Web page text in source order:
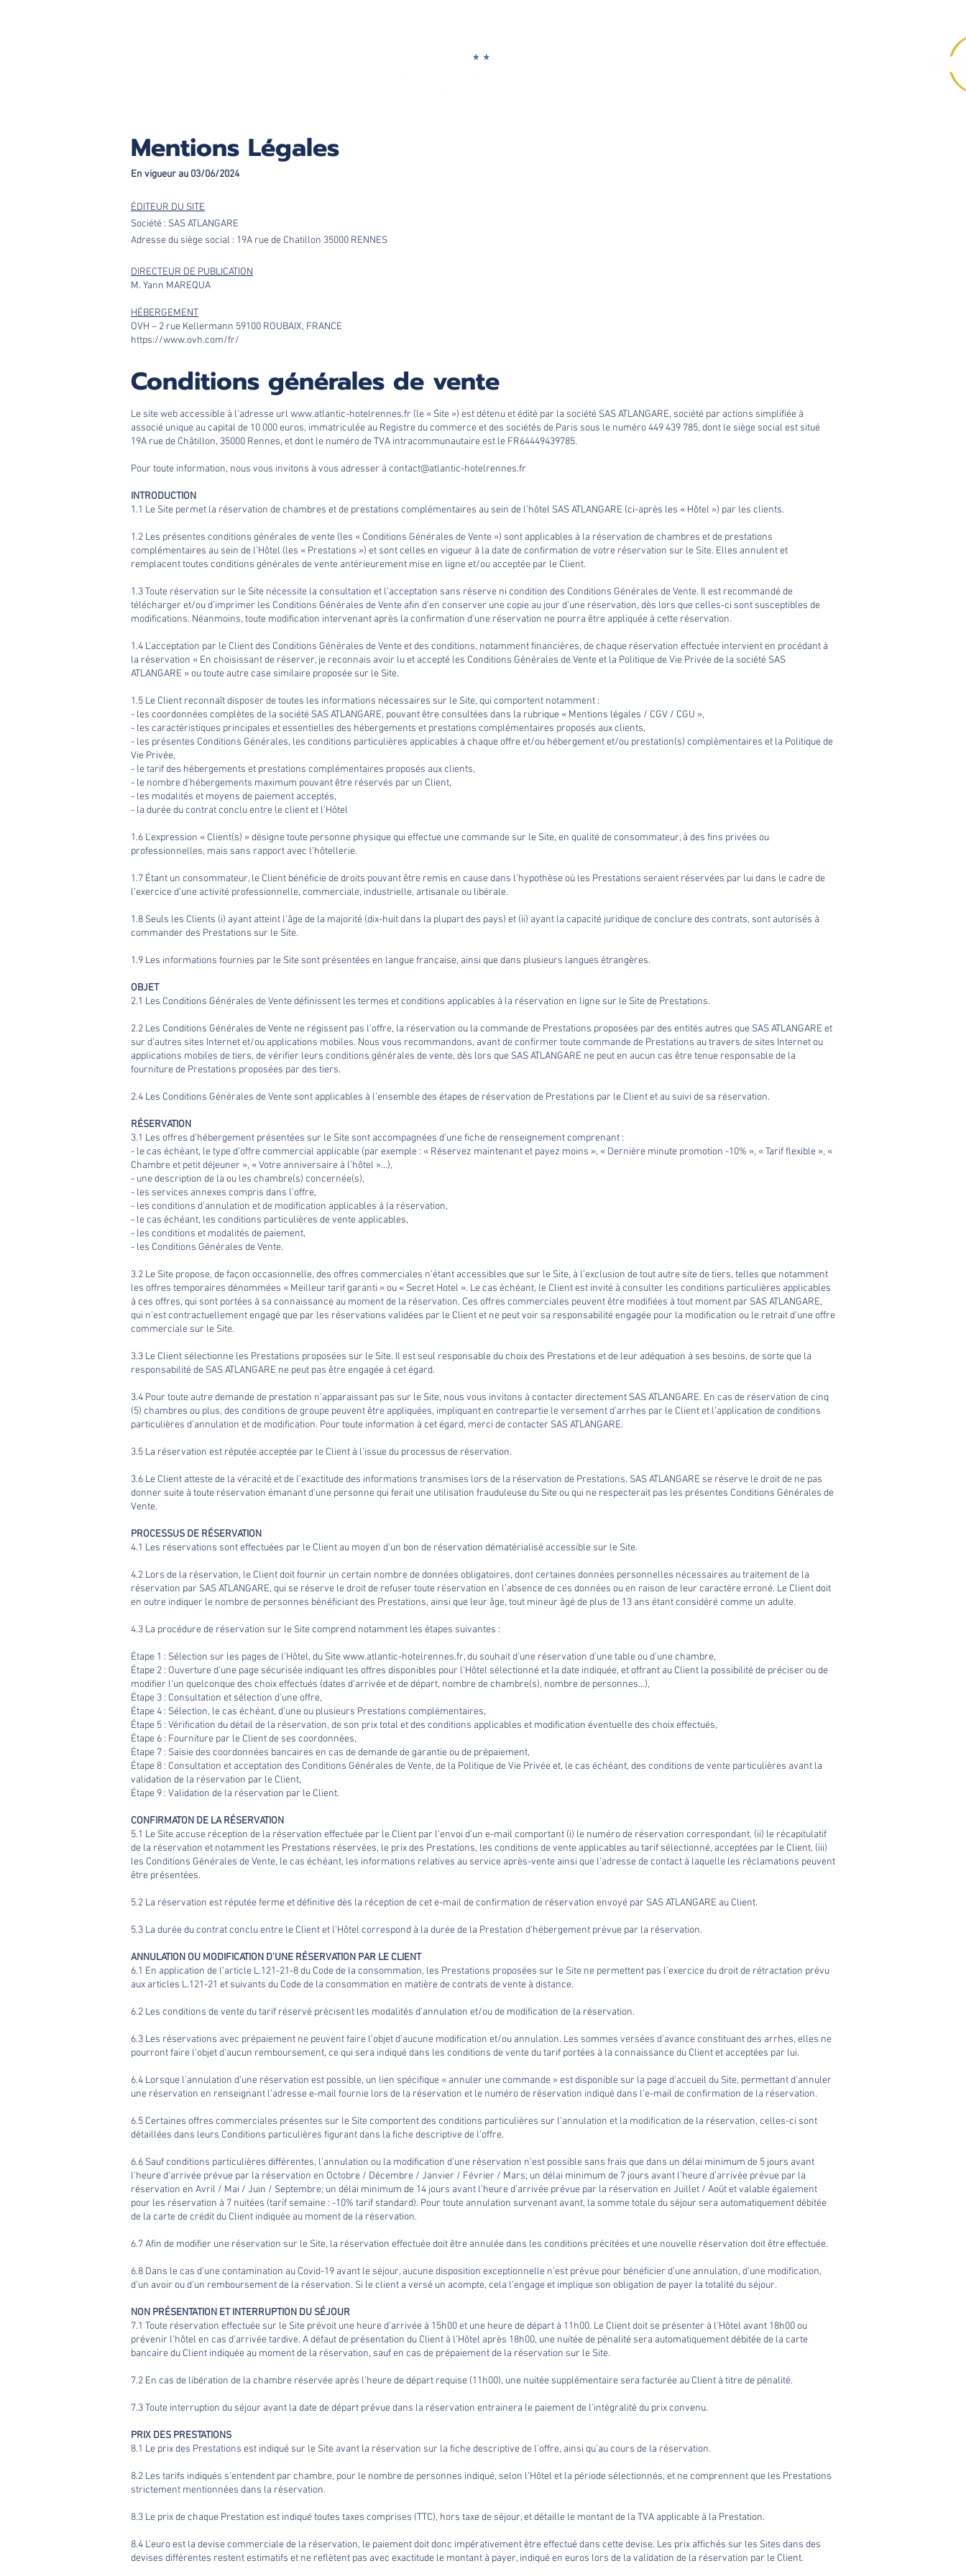
Mentions Légales
En vigueur au 03/06/2024
ÉDITEUR DU SITE
Société : SAS ATLANGARE
Adresse du siège social : 19A rue de Chatillon 35000 RENNES
DIRECTEUR DE PUBLICATION
M. Yann MAREQUA
HÉBERGEMENT
OVH – 2 rue Kellermann 59100 ROUBAIX, FRANCE
https://www.ovh.com/fr/
Conditions générales de vente
Le site web accessible à l’adresse url www.atlantic-hotelrennes.fr (le « Site ») est détenu et édité par la société SAS ATLANGARE, société par actions simplifiée à
associé unique au capital de 10 000 euros, immatriculée au Registre du commerce et des sociétés de Paris sous le numéro 449 439 785, dont le siège social est situé
19A rue de Châtillon, 35000 Rennes, et dont le numéro de TVA intracommunautaire est le FR64449439785.
Pour toute information, nous vous invitons à vous adresser à contact@atlantic-hotelrennes.fr
INTRODUCTION
1.1 Le Site permet la réservation de chambres et de prestations complémentaires au sein de l’hôtel SAS ATLANGARE (ci-après les « Hôtel ») par les clients.
1.2 Les présentes conditions générales de vente (les « Conditions Générales de Vente ») sont applicables à la réservation de chambres et de prestations
complémentaires au sein de l’Hôtel (les « Prestations ») et sont celles en vigueur à la date de confirmation de votre réservation sur le Site. Elles annulent et
remplacent toutes conditions générales de vente antérieurement mise en ligne et/ou acceptée par le Client.
1.3 Toute réservation sur le Site nécessite la consultation et l’acceptation sans réserve ni condition des Conditions Générales de Vente. Il est recommandé de
télécharger et/ou d’imprimer les Conditions Générales de Vente afin d’en conserver une copie au jour d’une réservation, dès lors que celles-ci sont susceptibles de
modifications. Néanmoins, toute modification intervenant après la confirmation d’une réservation ne pourra être appliquée à cette réservation.
1.4 L’acceptation par le Client des Conditions Générales de Vente et des conditions, notamment financières, de chaque réservation effectuée intervient en procédant à
la réservation « En choisissant de réserver, je reconnais avoir lu et accepté les Conditions Générales de Vente et la Politique de Vie Privée de la société SAS
ATLANGARE » ou toute autre case similaire proposée sur le Site.
1.5 Le Client reconnaît disposer de toutes les informations nécessaires sur le Site, qui comportent notamment :
- les coordonnées complètes de la société SAS ATLANGARE, pouvant être consultées dans la rubrique « Mentions légales / CGV / CGU »,
- les caractéristiques principales et essentielles des hébergements et prestations complémentaires proposés aux clients,
- les présentes Conditions Générales, les conditions particulières applicables à chaque offre et/ou hébergement et/ou prestation(s) complémentaires et la Politique de
Vie Privée,
- le tarif des hébergements et prestations complémentaires proposés aux clients,
- le nombre d’hébergements maximum pouvant être réservés par un Client,
- les modalités et moyens de paiement acceptés,
- la durée du contrat conclu entre le client et l’Hôtel
1.6 L’expression « Client(s) » désigne toute personne physique qui effectue une commande sur le Site, en qualité de consommateur, à des fins privées ou
professionnelles, mais sans rapport avec l’hôtellerie.
1.7 Étant un consommateur, le Client bénéficie de droits pouvant être remis en cause dans l’hypothèse où les Prestations seraient réservées par lui dans le cadre de
l’exercice d’une activité professionnelle, commerciale, industrielle, artisanale ou libérale.
1.8 Seuls les Clients (i) ayant atteint l’âge de la majorité (dix-huit dans la plupart des pays) et (ii) ayant la capacité juridique de conclure des contrats, sont autorisés à
commander des Prestations sur le Site.
1.9 Les informations fournies par le Site sont présentées en langue française, ainsi que dans plusieurs langues étrangères.
OBJET
2.1 Les Conditions Générales de Vente définissent les termes et conditions applicables à la réservation en ligne sur le Site de Prestations.
2.2 Les Conditions Générales de Vente ne régissent pas l’offre, la réservation ou la commande de Prestations proposées par des entités autres que SAS ATLANGARE et
sur d’autres sites Internet et/ou applications mobiles. Nous vous recommandons, avant de confirmer toute commande de Prestations au travers de sites Internet ou
applications mobiles de tiers, de vérifier leurs conditions générales de vente, dès lors que SAS ATLANGARE ne peut en aucun cas être tenue responsable de la
fourniture de Prestations proposées par des tiers.
2.4 Les Conditions Générales de Vente sont applicables à l’ensemble des étapes de réservation de Prestations par le Client et au suivi de sa réservation.
RÉSERVATION
3.1 Les offres d’hébergement présentées sur le Site sont accompagnées d’une fiche de renseignement comprenant :
- le cas échéant, le type d’offre commercial applicable (par exemple : « Réservez maintenant et payez moins », « Dernière minute promotion -10% », « Tarif flexible », «
Chambre et petit déjeuner », « Votre anniversaire à l’hôtel »…),
- une description de la ou les chambre(s) concernée(s),
- les services annexes compris dans l’offre,
- les conditions d’annulation et de modification applicables à la réservation,
- le cas échéant, les conditions particulières de vente applicables,
- les conditions et modalités de paiement,
- les Conditions Générales de Vente.
3.2 Le Site propose, de façon occasionnelle, des offres commerciales n’étant accessibles que sur le Site, à l’exclusion de tout autre site de tiers, telles que notamment
les offres temporaires dénommées « Meilleur tarif garanti » ou « Secret Hotel ». Le cas échéant, le Client est invité à consulter les conditions particulières applicables
à ces offres, qui sont portées à sa connaissance au moment de la réservation. Ces offres commerciales peuvent être modifiées à tout moment par SAS ATLANGARE,
qui n’est contractuellement engagé que par les réservations validées par le Client et ne peut voir sa responsabilité engagée pour la modification ou le retrait d’une offre
commerciale sur le Site.
3.3 Le Client sélectionne les Prestations proposées sur le Site. Il est seul responsable du choix des Prestations et de leur adéquation à ses besoins, de sorte que la
responsabilité de SAS ATLANGARE ne peut pas être engagée à cet égard.
3.4 Pour toute autre demande de prestation n’apparaissant pas sur le Site, nous vous invitons à contacter directement SAS ATLANGARE. En cas de réservation de cinq
(5) chambres ou plus, des conditions de groupe peuvent être appliquées, impliquant en contrepartie le versement d’arrhes par le Client et l’application de conditions
particulières d’annulation et de modification. Pour toute information à cet égard, merci de contacter SAS ATLANGARE.
3.5 La réservation est réputée acceptée par le Client à l’issue du processus de réservation.
3.6 Le Client atteste de la véracité et de l’exactitude des informations transmises lors de la réservation de Prestations. SAS ATLANGARE se réserve le droit de ne pas
donner suite à toute réservation émanant d’une personne qui ferait une utilisation frauduleuse du Site ou qui ne respecterait pas les présentes Conditions Générales de
Vente.
PROCESSUS DE RÉSERVATION
4.1 Les réservations sont effectuées par le Client au moyen d’un bon de réservation dématérialisé accessible sur le Site.
4.2 Lors de la réservation, le Client doit fournir un certain nombre de données obligatoires, dont certaines données personnelles nécessaires au traitement de la
réservation par SAS ATLANGARE, qui se réserve le droit de refuser toute réservation en l’absence de ces données ou en raison de leur caractère erroné. Le Client doit
en outre indiquer le nombre de personnes bénéficiant des Prestations, ainsi que leur âge, tout mineur âgé de plus de 13 ans étant considéré comme un adulte.
4.3 La procédure de réservation sur le Site comprend notamment les étapes suivantes :
Étape 1 : Sélection sur les pages de l’Hôtel, du Site www.atlantic-hotelrennes.fr, du souhait d’une réservation d’une table ou d’une chambre,
Étape 2 : Ouverture d’une page sécurisée indiquant les offres disponibles pour l’Hôtel sélectionné et la date indiquée, et offrant au Client la possibilité de préciser ou de
modifier l’un quelconque des choix effectués (dates d’arrivée et de départ, nombre de chambre(s), nombre de personnes…),
Étape 3 : Consultation et sélection d’une offre,
Étape 4 : Sélection, le cas échéant, d’une ou plusieurs Prestations complémentaires,
Étape 5 : Vérification du détail de la réservation, de son prix total et des conditions applicables et modification éventuelle des choix effectués,
Étape 6 : Fourniture par le Client de ses coordonnées,
Étape 7 : Saisie des coordonnées bancaires en cas de demande de garantie ou de prépaiement,
Étape 8 : Consultation et acceptation des Conditions Générales de Vente, de la Politique de Vie Privée et, le cas échéant, des conditions de vente particulières avant la
validation de la réservation par le Client,
Étape 9 : Validation de la réservation par le Client.
CONFIRMATON DE LA RÉSERVATION
5.1 Le Site accuse réception de la réservation effectuée par le Client par l’envoi d’un e-mail comportant (i) le numéro de réservation correspondant, (ii) le récapitulatif
de la réservation et notamment les Prestations réservées, le prix des Prestations, les conditions de vente applicables au tarif sélectionné, acceptées par le Client, (iii)
les Conditions Générales de Vente, le cas échéant, les informations relatives au service après-vente ainsi que l’adresse de contact à laquelle les réclamations peuvent
être présentées.
5.2 La réservation est réputée ferme et définitive dès la réception de cet e-mail de confirmation de réservation envoyé par SAS ATLANGARE au Client.
5.3 La durée du contrat conclu entre le Client et l’Hôtel correspond à la durée de la Prestation d’hébergement prévue par la réservation.
ANNULATION OU MODIFICATION D’UNE RÉSERVATION PAR LE CLIENT
6.1 En application de l’article L.121-21-8 du Code de la consommation, les Prestations proposées sur le Site ne permettent pas l’exercice du droit de rétractation prévu
aux articles L.121-21 et suivants du Code de la consommation en matière de contrats de vente à distance.
6.2 Les conditions de vente du tarif réservé précisent les modalités d’annulation et/ou de modification de la réservation.
6.3 Les réservations avec prépaiement ne peuvent faire l’objet d’aucune modification et/ou annulation. Les sommes versées d’avance constituant des arrhes, elles ne
pourront faire l’objet d’aucun remboursement, ce qui sera indiqué dans les conditions de vente du tarif portées à la connaissance du Client et acceptées par lui.
6.4 Lorsque l’annulation d’une réservation est possible, un lien spécifique « annuler une commande » est disponible sur la page d’accueil du Site, permettant d’annuler
une réservation en renseignant l’adresse e-mail fournie lors de la réservation et le numéro de réservation indiqué dans l’e-mail de confirmation de la réservation.
6.5 Certaines offres commerciales présentes sur le Site comportent des conditions particulières sur l’annulation et la modification de la réservation, celles-ci sont
détaillées dans leurs Conditions particulières figurant dans la fiche descriptive de l’offre.
6.6 Sauf conditions particulières différentes, l’annulation ou la modification d’une réservation n’est possible sans frais que dans un délai minimum de 5 jours avant
l’heure d’arrivée prévue par la réservation en Octobre / Décembre / Janvier / Février / Mars; un délai minimum de 7 jours avant l’heure d’arrivée prévue par la
réservation en Avril / Mai / Juin / Septembre; un délai minimum de 14 jours avant l’heure d’arrivée prévue par la réservation en Juillet / Août et valable également
pour les réservation à 7 nuitées (tarif semaine : -10% tarif standard). Pour toute annulation survenant avant, la somme totale du séjour sera automatiquement débitée
de la carte de crédit du Client indiquée au moment de la réservation.
6.7 Afin de modifier une réservation sur le Site, la réservation effectuée doit être annulée dans les conditions précitées et une nouvelle réservation doit être effectuée.
6.8 Dans le cas d’une contamination au Covid-19 avant le séjour, aucune disposition exceptionnelle n’est prévue pour bénéficier d’une annulation, d’une modification,
d’un avoir ou d’un remboursement de la réservation. Si le client a versé un acompte, cela l’engage et implique son obligation de payer la totalité du séjour.
NON PRÉSENTATION ET INTERRUPTION DU SÉJOUR
7.1 Toute réservation effectuée sur le Site prévoit une heure d’arrivée à 15h00 et une heure de départ à 11h00. Le Client doit se présenter à l’Hôtel avant 18h00 ou
prévenir l’hôtel en cas d’arrivée tardive. A défaut de présentation du Client à l’Hôtel après 18h00, une nuitée de pénalité sera automatiquement débitée de la carte
bancaire du Client indiquée au moment de la réservation, sauf en cas de prépaiement de la réservation sur le Site.
7.2 En cas de libération de la chambre réservée après l’heure de départ requise (11h00), une nuitée supplémentaire sera facturée au Client à titre de pénalité.
7.3 Toute interruption du séjour avant la date de départ prévue dans la réservation entrainera le paiement de l’intégralité du prix convenu.
PRIX DES PRESTATIONS
8.1 Le prix des Prestations est indiqué sur le Site avant la réservation sur la fiche descriptive de l’offre, ainsi qu’au cours de la réservation.
8.2 Les tarifs indiqués s’entendent par chambre, pour le nombre de personnes indiqué, selon l’Hôtel et la période sélectionnés, et ne comprennent que les Prestations
strictement mentionnées dans la réservation.
8.3 Le prix de chaque Prestation est indiqué toutes taxes comprises (TTC), hors taxe de séjour, et détaille le montant de la TVA applicable à la Prestation.
8.4 L’euro est la devise commerciale de la réservation, le paiement doit donc impérativement être effectué dans cette devise. Les prix affichés sur les Sites dans des
devises différentes restent estimatifs et ne reflètent pas avec exactitude le montant à payer, indiqué en euros lors de la validation de la réservation par le Client.